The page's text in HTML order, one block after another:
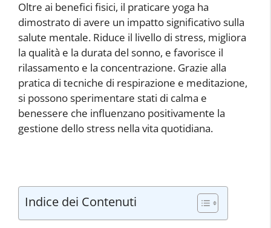
Oltre ai benefici fisici, il praticare yoga ha
dimostrato di avere un impatto significativo sulla
salute mentale. Riduce il livello di stress, migliora
la qualità e la durata del sonno, e favorisce il
rilassamento e la concentrazione. Grazie alla
pratica di tecniche di respirazione e meditazione,
si possono sperimentare stati di calma e
benessere che influenzano positivamente la
gestione dello stress nella vita quotidiana.
Indice dei Contenuti